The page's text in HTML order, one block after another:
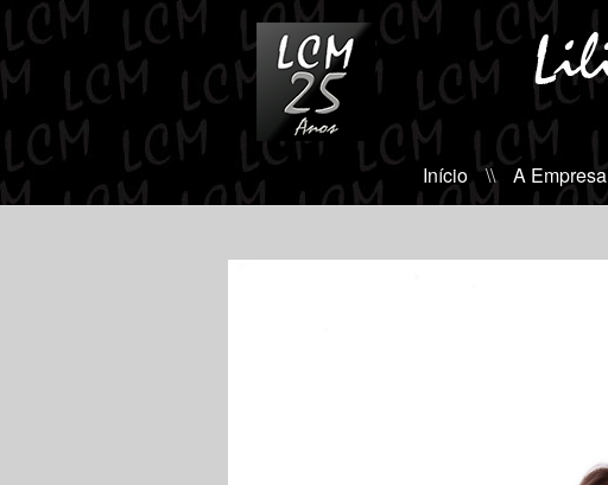
Início \\ A Empresa